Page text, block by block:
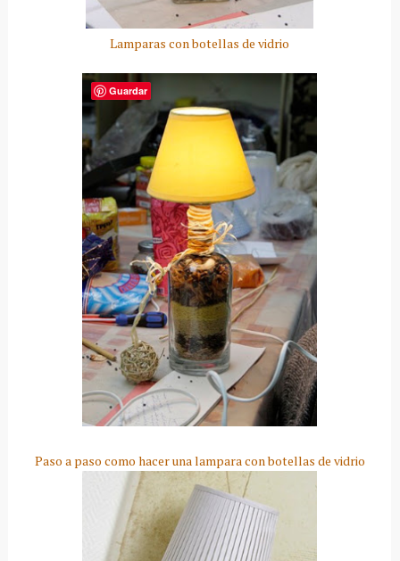
Lamparas con botellas de vidrio
Paso a paso como hacer una lampara con botellas de vidrio
Guardar